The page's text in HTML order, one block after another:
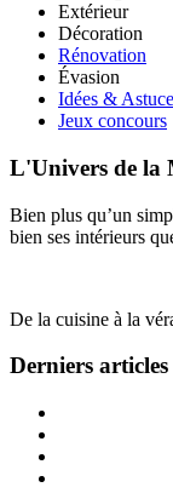
Extérieur
Décoration
Rénovation
Évasion
Idées &
Jeux concours
L'Univers de la
Bien plus qu’un
bien ses intérieurs
De la cuisine à la
Derniers articles